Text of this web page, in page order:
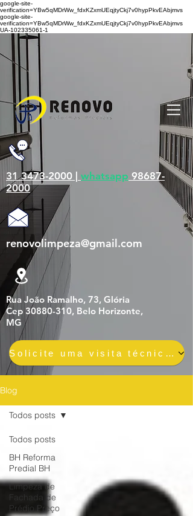
google-site-
verification=YBw5qMDrWw_fdxKZxmUEqjtyCkj7v0hypPkvEAbjmvs
google-site-
verification=YBw5qMDrWw_fdxKZxmUEqjtyCkj7v0hypPkvEAbjmvs
UA-102335061-1
31 3473-2000 | whatsapp 98687-
2000
renovolimpeza@gmail.com
Rua João Ramalho, 73, Glória
Cep 30880-310, Belo Horizonte,
MG
Solicite uma visita técnica gratuita e sem compromisso
Blog
Todos posts
BH Reforma
Predial BH
Limpeza de
Fachada de
Prédio Preço
Todos posts